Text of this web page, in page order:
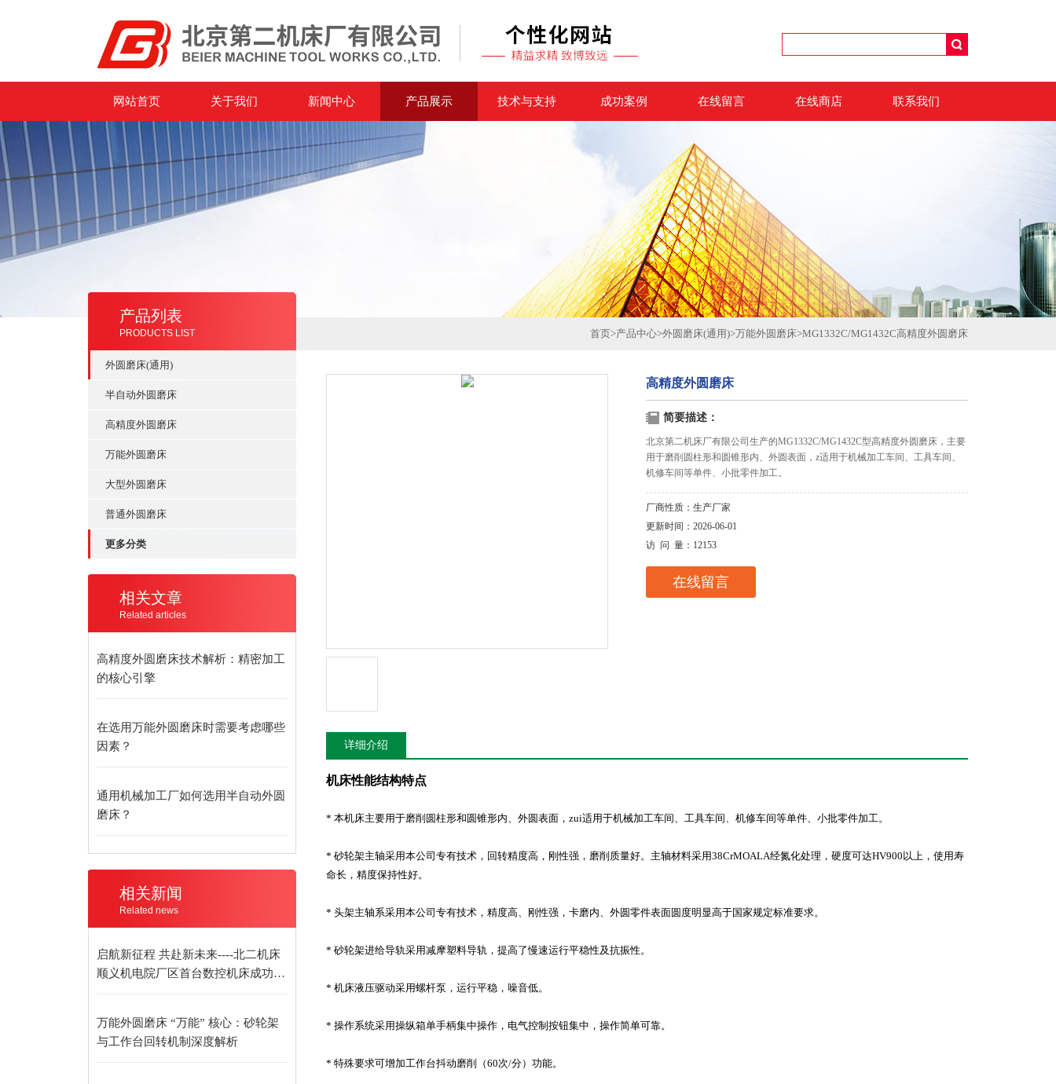
网站首页 关于我们 新闻中心 产品展示 技术与支持 成功案例 在线留言 在线商店 联系我们
产品列表
PRODUCTS LIST
外圆磨床(通用)
半自动外圆磨床
高精度外圆磨床
万能外圆磨床
大型外圆磨床
普通外圆磨床
更多分类
相关文章
Related articles
高精度外圆磨床技术解析：精密加工
的核心引擎
在选用万能外圆磨床时需要考虑哪些
因素？
通用机械加工厂如何选用半自动外圆
磨床？
相关新闻
Related news
启航新征程 共赴新未来----北二机床
顺义机电院厂区首台数控机床成功发
万能外圆磨床 “万能” 核心：砂轮架
与工作台回转机制深度解析
首页>产品中心>外圆磨床(通用)>万能外圆磨床>MG1332C/MG1432C高精度外圆磨床
高精度外圆磨床
简要描述：
北京第二机床厂有限公司生产的MG1332C/MG1432C型高精度外圆磨床，主要
用于磨削圆柱形和圆锥形内、外圆表面，z适用于机械加工车间、工具车间、
机修车间等单件、小批零件加工。
厂商性质： 生产厂家
更新时间： 2026-06-01
访 问 量： 12153
在线留言
详细介绍
机床性能结构特点
* 本机床主要用于磨削圆柱形和圆锥形内、外圆表面，zui适用于机械加工车间、工具车间、机修车间等单件、小批零件加工。
* 砂轮架主轴采用本公司专有技术，回转精度高，刚性强，磨削质量好。主轴材料采用38CrMOALA经氮化处理，硬度可达HV900以上，使用寿
命长，精度保持性好。
* 头架主轴系采用本公司专有技术，精度高、刚性强，卡磨内、外圆零件表面圆度明显高于国家规定标准要求。
* 砂轮架进给导轨采用减摩塑料导轨，提高了慢速运行平稳性及抗振性。
* 机床液压驱动采用螺杆泵，运行平稳，噪音低。
* 操作系统采用操纵箱单手柄集中操作，电气控制按钮集中，操作简单可靠。
* 特殊要求可增加工作台抖动磨削（60次/分）功能。